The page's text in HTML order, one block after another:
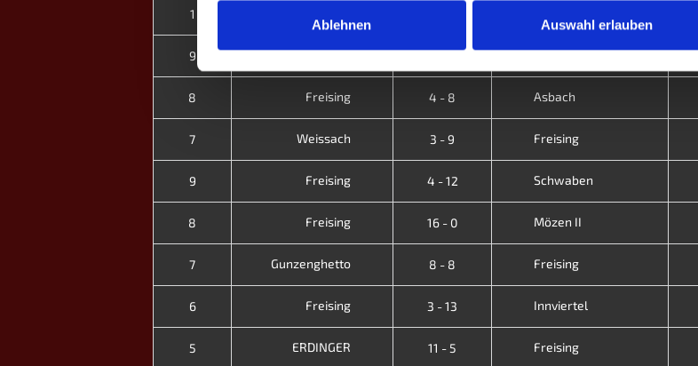
Ablehnen Auswahl erlauben
1
9 Freising 7 - 5 Ludwigsburg
8 Freising 4 - 8 Asbach
7 Weissach 3 - 9 Freising
9 Freising 4 - 12 Schwaben
8 Freising 16 - 0 Mözen II
7 Gunzenghetto 8 - 8 Freising
6 Freising 3 - 13 Innviertel
5 ERDINGER 11 - 5 Freising